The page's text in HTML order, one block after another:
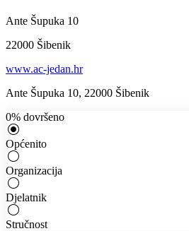
Ante Šupuka 10
22000 Šibenik
www.ac-jedan.hr
Ante Šupuka 10, 22000 Šibenik
0% dovršeno
Općenito
Organizacija
Djelatnik
Stručnost